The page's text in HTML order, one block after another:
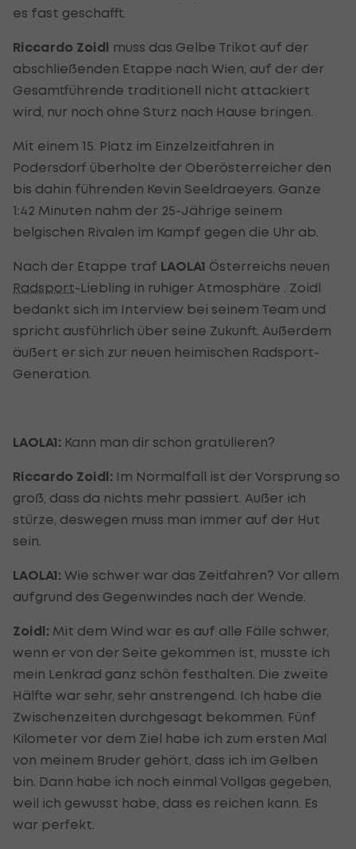
es fast geschafft.
Riccardo Zoidl muss das Gelbe Trikot auf der
abschließenden Etappe nach Wien, auf der der
Gesamtführende traditionell nicht attackiert
wird, nur noch ohne Sturz nach Hause bringen.
Mit einem 15. Platz im Einzelzeitfahren in
Podersdorf überholte der Oberösterreicher den
bis dahin führenden Kevin Seeldraeyers. Ganze
1:42 Minuten nahm der 25-Jährige seinem
belgischen Rivalen im Kampf gegen die Uhr ab.
Nach der Etappe traf LAOLA1 Österreichs neuen
Radsport-Liebling in ruhiger Atmosphäre . Zoidl
bedankt sich im Interview bei seinem Team und
spricht ausführlich über seine Zukunft. Außerdem
äußert er sich zur neuen heimischen Radsport-
Generation.
LAOLA1: Kann man dir schon gratulieren?
Riccardo Zoidl: Im Normalfall ist der Vorsprung so
groß, dass da nichts mehr passiert. Außer ich
stürze, deswegen muss man immer auf der Hut
sein.
LAOLA1: Wie schwer war das Zeitfahren? Vor allem
aufgrund des Gegenwindes nach der Wende.
Zoidl: Mit dem Wind war es auf alle Fälle schwer,
wenn er von der Seite gekommen ist, musste ich
mein Lenkrad ganz schön festhalten. Die zweite
Hälfte war sehr, sehr anstrengend. Ich habe die
Zwischenzeiten durchgesagt bekommen. Fünf
Kilometer vor dem Ziel habe ich zum ersten Mal
von meinem Bruder gehört, dass ich im Gelben
bin. Dann habe ich noch einmal Vollgas gegeben,
weil ich gewusst habe, dass es reichen kann. Es
war perfekt.